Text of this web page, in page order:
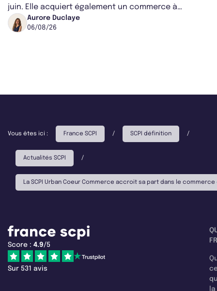
juin. Elle acquiert également un commerce à
Worcester, place une plateforme logisti...
Aurore Duclaye
06/08/26
Vous êtes ici : France SCPI / SCPI définition /
Actualités SCPI /
La SCPI Urban Coeur Commerce accroit sa part dans le
Score : 4.9/5
Sur 531 avis
la